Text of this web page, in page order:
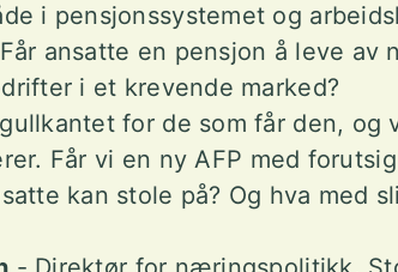
i pensjonssystemet og
ansatte en pensjon å leve av
i et krevende marked?
for de som får den, og
Får vi en ny AFP med
kan stole på? Og hva med